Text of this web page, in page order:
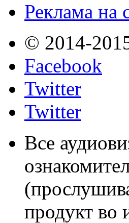
Реклама на
© 2014-
Facebook
Twitter
Twitter
Все
продукт во